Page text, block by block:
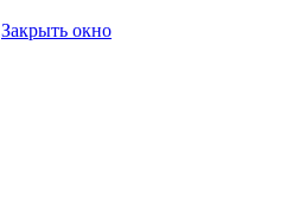
Закрыть окно